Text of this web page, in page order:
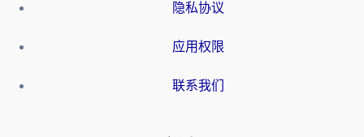
隐私协议
应用权限
联系我们